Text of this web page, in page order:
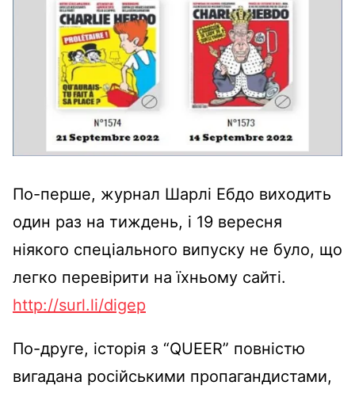
По-перше, журнал Шарлі Ебдо виходить
один раз на тиждень, і 19 вересня
ніякого спеціального випуску не було, що
легко перевірити на їхньому сайті.
http://surl.li/digep
По-друге, історія з “QUEER” повністю
вигадана російськими пропагандистами,